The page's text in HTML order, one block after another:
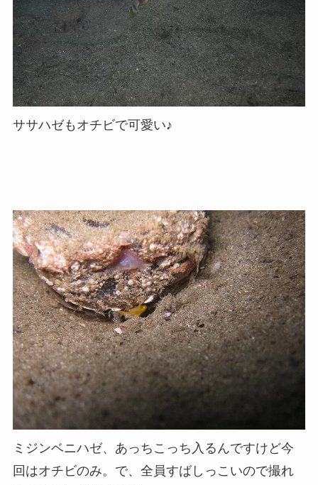
ササハゼもオチビで可愛い♪
ミジンベニハゼ、あっちこっち入るんですけど今
回はオチビのみ。で、全員すばしっこいので撮れ